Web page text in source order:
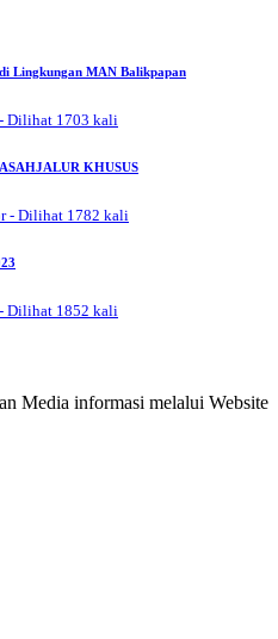
Lingkungan MAN Balikpapan
Dilihat 1703 kali
KHUSUS
- Dilihat 1782 kali
Dilihat 1852 kali
Media informasi melalui Website